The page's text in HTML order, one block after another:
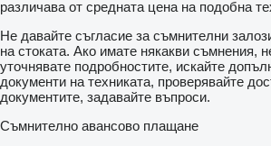
различава от средната цена на подобна
Не давайте съгласие за съмнителни
на стоката. Ако имате някакви съмнения,
уточнявате подробностите, искайте
документи на техниката, проверявайте
документите, задавайте въпроси.
Съмнително авансово плащане